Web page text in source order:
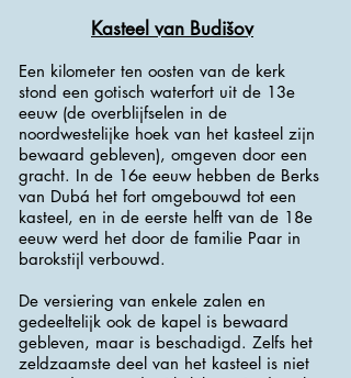
Kasteel van Budišov
Een kilometer ten oosten van de kerk
stond een gotisch waterfort uit de 13e
eeuw (de overblijfselen in de
noordwestelijke hoek van het kasteel zijn
bewaard gebleven), omgeven door een
gracht. In de 16e eeuw hebben de Berks
van Dubá het fort omgebouwd tot een
kasteel, en in de eerste helft van de 18e
eeuw werd het door de familie Paar in
barokstijl verbouwd.
De versiering van enkele zalen en
gedeeltelijk ook de kapel is bewaard
gebleven, maar is beschadigd. Zelfs het
zeldzaamste deel van het kasteel is niet